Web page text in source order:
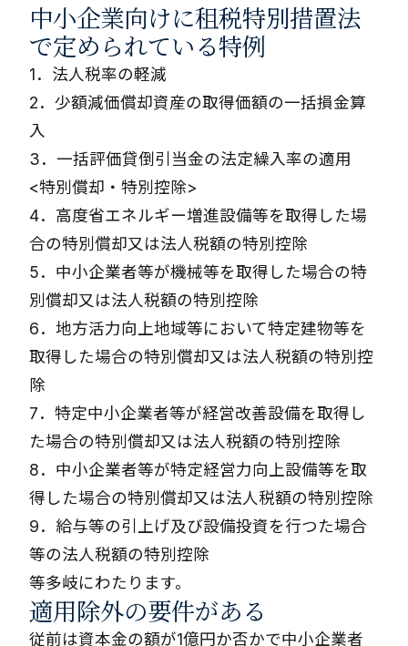
中小企業向けに租税特別措置法
で定められている特例
1．法人税率の軽減
2．少額減価償却資産の取得価額の一括損金算
入
3．一括評価貸倒引当金の法定繰入率の適用
<特別償却・特別控除>
4．高度省エネルギー増進設備等を取得した場
合の特別償却又は法人税額の特別控除
5．中小企業者等が機械等を取得した場合の特
別償却又は法人税額の特別控除
6．地方活力向上地域等において特定建物等を
取得した場合の特別償却又は法人税額の特別控
除
7．特定中小企業者等が経営改善設備を取得し
た場合の特別償却又は法人税額の特別控除
8．中小企業者等が特定経営力向上設備等を取
得した場合の特別償却又は法人税額の特別控除
9．給与等の引上げ及び設備投資を行つた場合
等の法人税額の特別控除
等多岐にわたります。
適用除外の要件がある
従前は資本金の額が1億円か否かで中小企業者